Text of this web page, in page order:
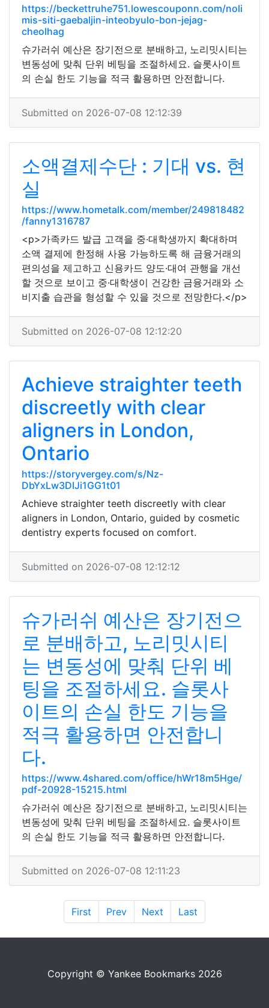
https://beckettruhe751.lowescouponn.com/noli
mis-siti-gaebaljin-inteobyulo-bon-jejag-
cheolhag
슈가러쉬 예산은 장기전으로 분배하고, 노리밋시티는
변동성에 맞춰 단위 베팅을 조절하세요. 슬롯사이트
의 손실 한도 기능을 적극 활용하면 안전합니다.
Submitted on 2026-07-08 12:12:39
소액결제수단 : 기대 vs. 현
실
https://www.hometalk.com/member/249818482
/fanny1316787
<p>가족카드 발급 고객을 중·대학생까지 확대하며
소액 결제에 한정해 사용 가능하도록 해 금융거래의
편의성을 제고하고 신용카드 양도·대여 관행을 개선
할 것으로 보이고 중·대학생이 건강한 금융거래와 소
비지출 습관을 형성할 수 있을 것으로 전망한다.</p>
Submitted on 2026-07-08 12:12:20
Achieve straighter teeth
discreetly with clear
aligners in London,
Ontario
https://storyvergey.com/s/Nz-
DbYxLw3DIJi1GG1t01
Achieve straighter teeth discreetly with clear
aligners in London, Ontario, guided by cosmetic
dentistry experts focused on comfort.
Submitted on 2026-07-08 12:12:12
슈가러쉬 예산은 장기전으
로 분배하고, 노리밋시티
는 변동성에 맞춰 단위 베
팅을 조절하세요. 슬롯사
이트의 손실 한도 기능을
적극 활용하면 안전합니
다.
https://www.4shared.com/office/hWr18m5Hge/
pdf-20928-15215.html
슈가러쉬 예산은 장기전으로 분배하고, 노리밋시티는
변동성에 맞춰 단위 베팅을 조절하세요. 슬롯사이트
의 손실 한도 기능을 적극 활용하면 안전합니다.
Submitted on 2026-07-08 12:11:23
First Prev Next Last
Copyright © Yankee Bookmarks 2026